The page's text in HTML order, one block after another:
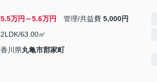
5.5万円～5.6万円 管理/共益費 5,000円
2LDK/63.00㎡
香川県丸亀市郡家町